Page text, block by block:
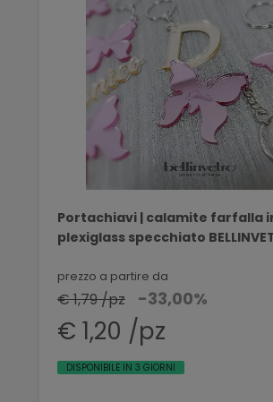
Portachiavi | calamite farfalla
plexiglass specchiato
prezzo a partire da
€ 1,79 /pz -33,00%
€ 1,20 /pz
DISPONIBILE IN 3 GIORNI